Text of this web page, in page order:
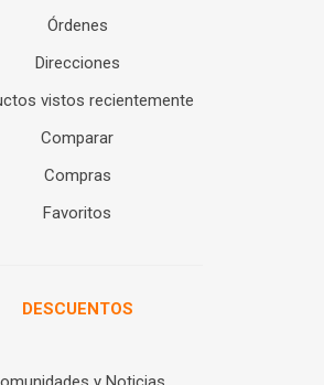
Órdenes
Direcciones
vistos recientemente
Comparar
Compras
Favoritos
DESCUENTOS